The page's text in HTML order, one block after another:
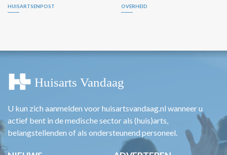
HUISARTSENPOST OVERHEID
U kun zich aanmelden voor huisartsvandaag.nl wanneer u
actief bent in de medische sector als (huis)arts,
belangstellenden of als ondersteunend personeel.